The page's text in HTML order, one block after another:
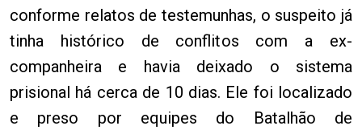
conforme relatos de testemunhas, o suspeito já
tinha histórico de conflitos com a ex-
companheira e havia deixado o sistema
prisional há cerca de 10 dias. Ele foi localizado
e preso por equipes do Batalhão de